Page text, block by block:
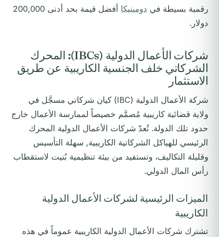
رقمية بسيطة في دومينيكا
أفضل قيمة بحد أدنى 200,000
دولار.
شركات الأعمال الدولية (IBCs): المحرك
الشركاتي خلف الجنسية الكاريبية عن طريق
الاستثمار
شركة الأعمال الدولية (IBC) كيان شركاتي مسجَّل في
ولاية قضائية كاريبية مُصمَّم خصيصاً لممارسة الأعمال خارج
حدود تلك الدولة. تُعدّ شركات الأعمال الدولية المحرك
الرئيسي للهياكل الشركاتية الكاريبية, سهلة التأسيس
وقليلة التكاليف، وتستفيد من بيئة تنظيمية بُنيت لاستقطاب
رأس المال الدولي.
الميزات الرئيسية لشركات الأعمال الدولية
الكاريبية
تشترك شركات الأعمال الدولية الكاريبية عموماً في هذه